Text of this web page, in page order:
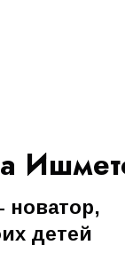
новатор,
детей